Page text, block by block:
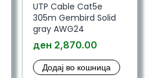
UTP Cable Cat5e
305m Gembird Solid
gray AWG24
ден 2,870.00
Додај во кошница